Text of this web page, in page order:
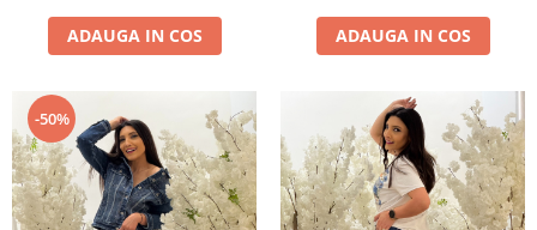
ADAUGA IN COS ADAUGA IN COS
-50%